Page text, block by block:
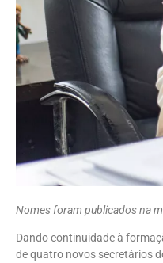
Nomes foram publicados na
Dando continuidade à
de quatro novos secretários